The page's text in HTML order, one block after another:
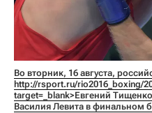
http://rsport.ru/rio2016_boxing/
target=_blank>Евгений
Василия Левита в финальном